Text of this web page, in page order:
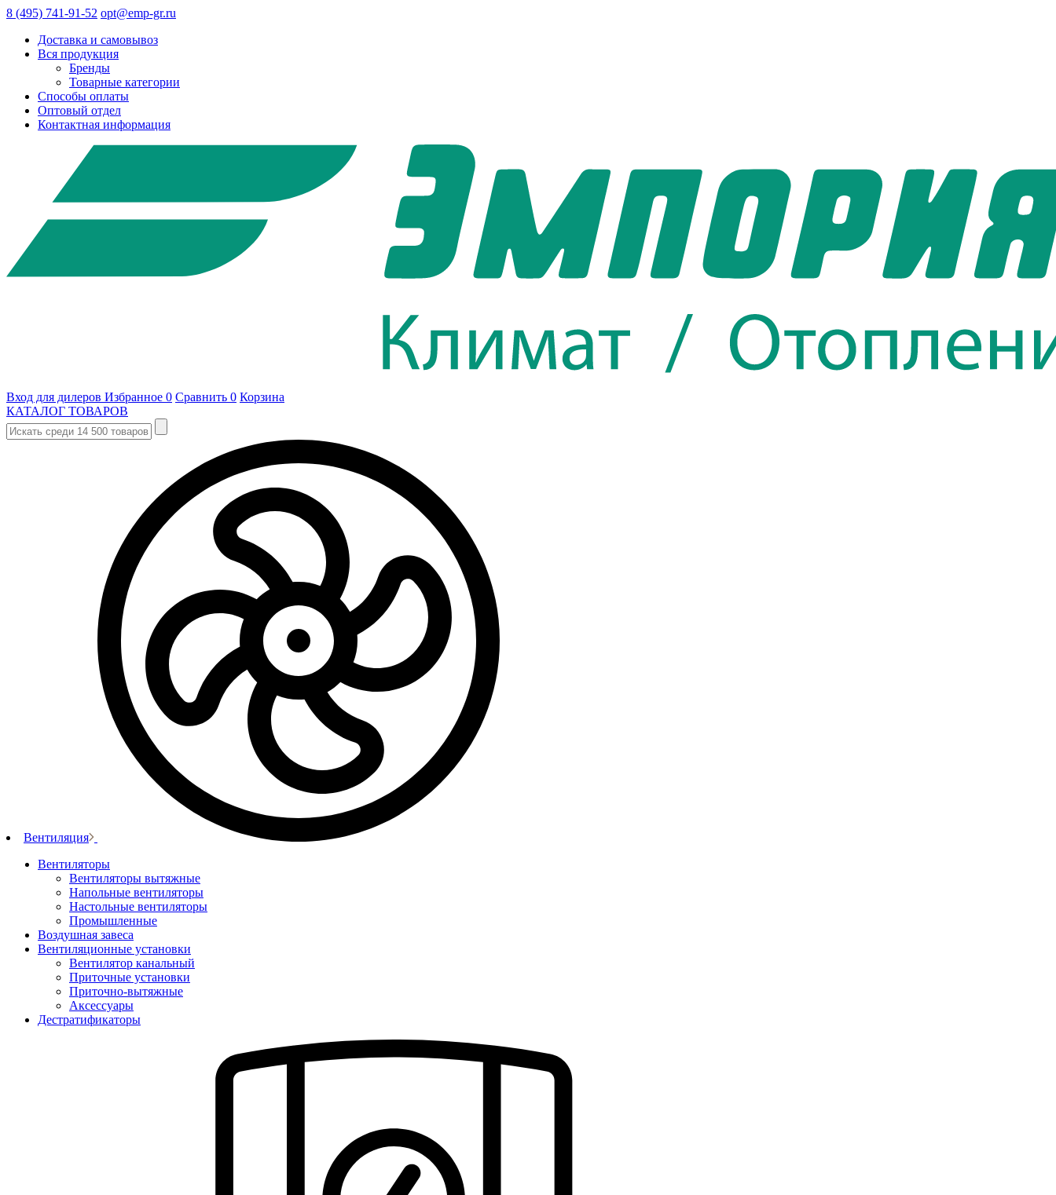
8 (495) 741-91-52 opt@emp-gr.ru
Доставка и самовывоз
Вся продукция
Бренды
Товарные категории
Способы оплаты
Оптовый отдел
Контактная информация
Вход для дилеров Избранное 0 Сравнить 0 Корзина
КАТАЛОГ ТОВАРОВ
Вентиляция
Вентиляторы
Вентиляторы вытяжные
Напольные вентиляторы
Настольные вентиляторы
Промышленные
Воздушная завеса
Вентиляционные установки
Вентилятор канальный
Приточные установки
Приточно-вытяжные
Аксессуары
Дестратификаторы